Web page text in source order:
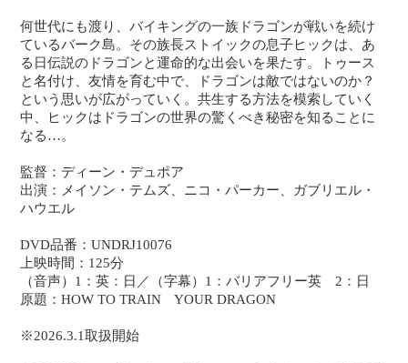
何世代にも渡り、バイキングの一族ドラゴンが戦いを続け
ているバーク島。その族長ストイックの息子ヒックは、あ
る日伝説のドラゴンと運命的な出会いを果たす。トゥース
と名付け、友情を育む中で、ドラゴンは敵ではないのか？
という思いが広がっていく。共生する方法を模索していく
中、ヒックはドラゴンの世界の驚くべき秘密を知ることに
なる…。
監督：ディーン・デュポア
出演：メイソン・テムズ、ニコ・パーカー、ガブリエル・
ハウエル
DVD品番：UNDRJ10076
上映時間：125分
（音声）1：英：日／（字幕）1：バリアフリー英 2：日
原題：HOW TO TRAIN YOUR DRAGON
※2026.3.1取扱開始